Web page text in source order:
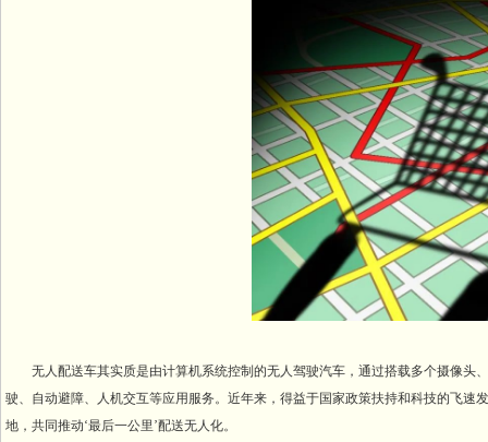
无人配送车其实质是由计算机系统控制的无人驾驶汽车，通过搭载多个摄像头
驶、自动避障、人机交互等应用服务。近年来，得益于国家政策扶持和科技的飞
地，共同推动‘最后一公里’配送无人化。